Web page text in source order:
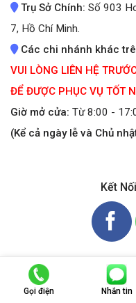
Trụ Sở Chính: Số 903
7, Hồ Chí Minh.
Các chi nhánh khác
VUI LÒNG LIÊN HỆ
ĐỂ ĐƯỢC PHỤC VỤ TỐT
Giờ mở cửa: Từ 8:00 -
(Kể cả ngày lễ và Chủ
Kết
Gọi điện Nhắn tin